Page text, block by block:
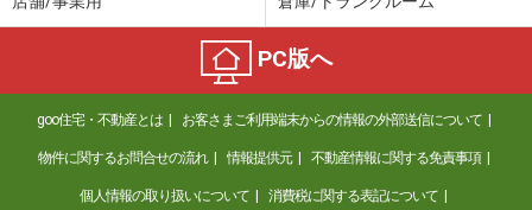
PC版へ
goo住宅・不動産とは お客さまご利用端末からの情報の外部送信について
物件に関するお問合せの流れ 情報提供元 不動産情報に関する免責事項
個人情報の取り扱いについて 消費税に関する表記について